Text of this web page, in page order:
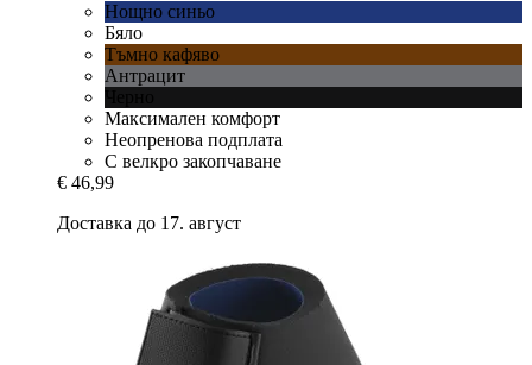
Нощно синьо
Бяло
Тъмно кафяво
Антрацит
Максимален комфорт
Неопренова подплата
С велкро закопчаване
€ 46,99
Доставка до 17. август